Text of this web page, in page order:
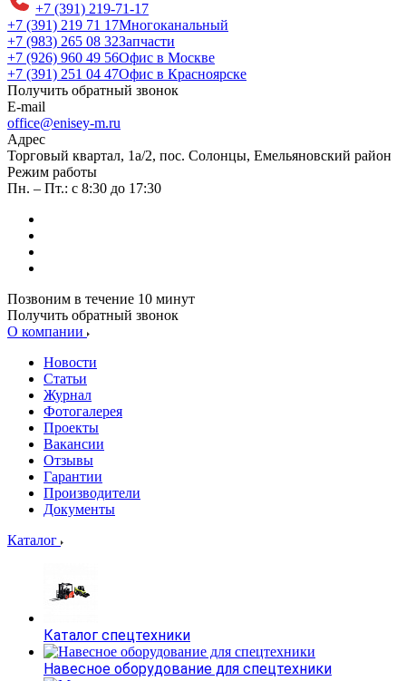
+7 (391) 219-71-17
+7 (391) 219 71 17Многоканальный
+7 (983) 265 08 32Запчасти
+7 (926) 960 49 56Офис в Москве
+7 (391) 251 04 47Офис в Красноярске
Получить обратный звонок
E-mail
office@enisey-m.ru
Адрес
​Торговый квартал, 1а/2, пос. Солонцы, Емельяновский район
Режим работы
Пн. – Пт.: с 8:30 до 17:30
Позвоним в течение 10 минут
Получить обратный звонок
О компании
Новости
Статьи
Журнал
Фотогалерея
Проекты
Вакансии
Отзывы
Гарантии
Производители
Документы
Каталог
Каталог спецтехники
Навесное оборудование для спецтехники